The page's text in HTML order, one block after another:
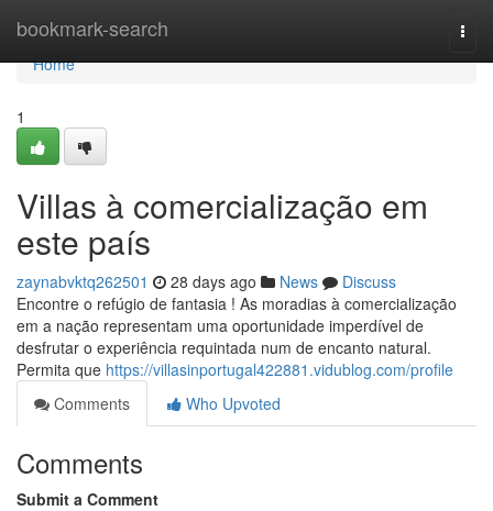
bookmark-search
Home
Home
1
Villas à comercialização em
este país
zaynabvktq262501 28 days ago News
Discuss
Encontre o refúgio de fantasia ! As moradias à comercialização
em a nação representam uma oportunidade imperdível de
desfrutar o experiência requintada num de encanto natural.
Permita que https://villasinportugal422881.vidublog.com/profile
Comments
Who Upvoted
Comments
Submit a Comment